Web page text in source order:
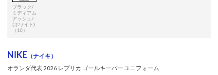
ブラック/
ミディアム
アッシュ/
(ホワイト)
（10）
NIKE （ナイキ）
オランダ代表 2026 レプリカ ゴールキーパー ユニフォーム